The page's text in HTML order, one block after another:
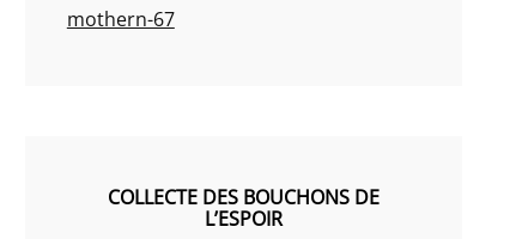
mothern-67
COLLECTE DES BOUCHONS DE
L’ESPOIR